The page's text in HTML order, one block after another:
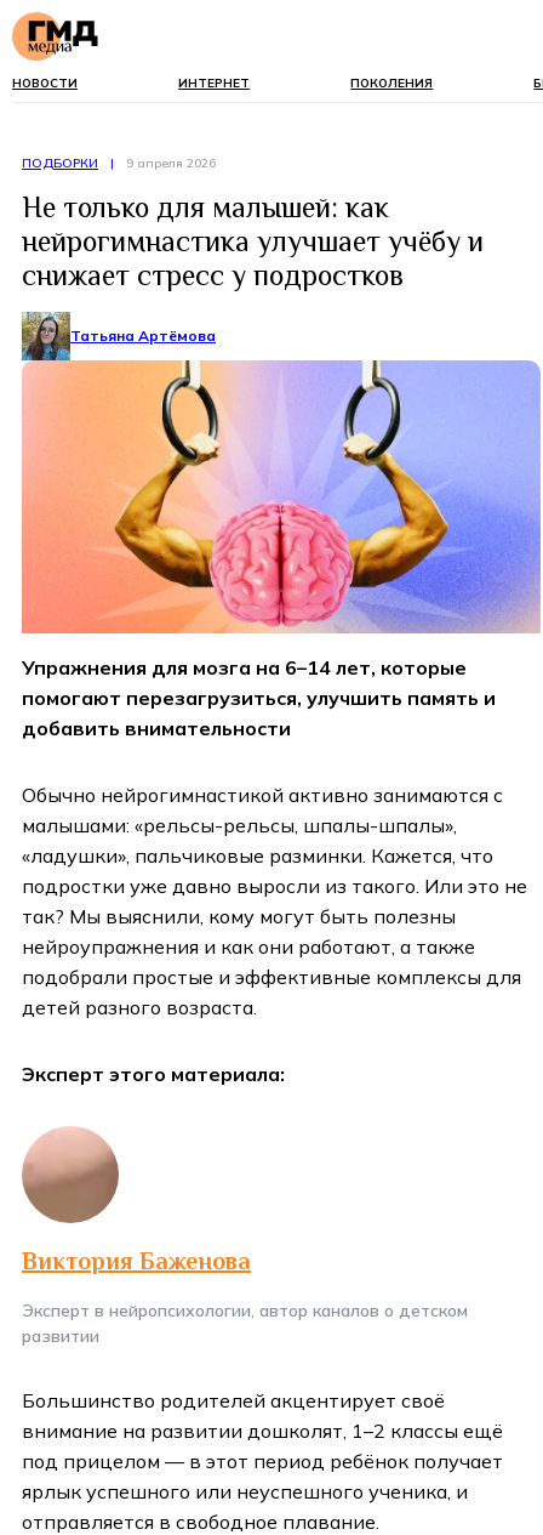
НОВОСТИ ИНТЕРНЕТ ПОКОЛЕНИЯ
ПОДБОРКИ | 9 апреля 2026
Не только для малышей: как
нейрогимнастика улучшает учёбу и
снижает стресс у подростков
Татьяна Артёмова
Упражнения для мозга на 6–14 лет, которые
помогают перезагрузиться, улучшить память и
добавить внимательности
Обычно нейрогимнастикой активно занимаются с
малышами: «рельсы-рельсы, шпалы-шпалы»,
«ладушки», пальчиковые разминки. Кажется, что
подростки уже давно выросли из такого. Или это не
так? Мы выяснили, кому могут быть полезны
нейроупражнения и как они работают, а также
подобрали простые и эффективные комплексы для
детей разного возраста.
Эксперт этого материала:
Виктория Баженова
Эксперт в нейропсихологии, автор каналов о детском
развитии
Большинство родителей акцентирует своё
внимание на развитии дошколят, 1–2 классы ещё
под прицелом — в этот период ребёнок получает
ярлык успешного или неуспешного ученика, и
отправляется в свободное плавание.